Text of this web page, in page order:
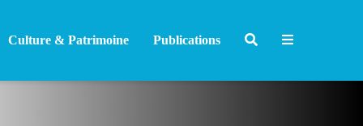
Culture & Patrimoine Publications